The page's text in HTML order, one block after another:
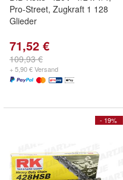
Pro-Street, Zugkraft 1 128
Glieder
71,52 €
109,93 €
+ 5,90 € Versand
- 19%